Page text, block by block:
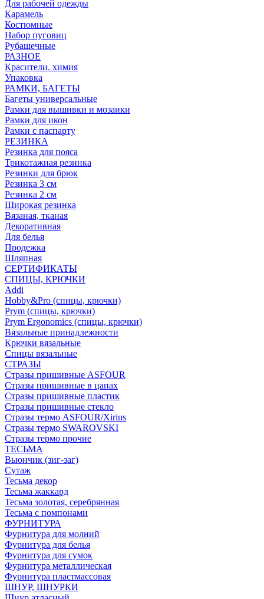
Для рабочей одежды
Карамель
Костюмные
Набор пуговиц
Рубашечные
РАЗНОЕ
Красители. химия
Упаковка
РАМКИ, БАГЕТЫ
Багеты универсальные
Рамки для вышивки и мозаики
Рамки для икон
Рамки с паспарту
РЕЗИНКА
Резинка для пояса
Трикотажная резинка
Резинки для брюк
Резинка 3 см
Резинка 2 см
Широкая резинка
Вязаная, тканая
Декоративная
Для белья
Продежка
Шляпная
СЕРТИФИКАТЫ
СПИЦЫ, КРЮЧКИ
Addi
Hobby&Pro (спицы, крючки)
Prym (спицы, крючки)
Prym Ergonomics (спицы, крючки)
Вязальные принадлежности
Крючки вязальные
Спицы вязальные
СТРАЗЫ
Стразы пришивные ASFOUR
Стразы пришивные в цапах
Стразы пришивные пластик
Стразы пришивные стекло
Стразы термо ASFOUR/Xirius
Стразы термо SWAROVSKI
Стразы термо прочие
ТЕСЬМА
Вьюнчик (зиг-заг)
Сутаж
Тесьма декор
Тесьма жаккард
Тесьма золотая, серебрянная
Тесьма с помпонами
ФУРНИТУРА
Фурнитура для молний
Фурнитура для белья
Фурнитура для сумок
Фурнитура металлическая
Фурнитура пластмассовая
ШНУР, ШНУРКИ